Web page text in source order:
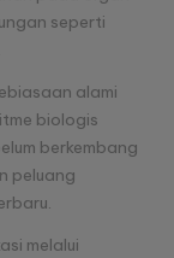
seperti
alami
biologis
berkembang
peluang
melalui